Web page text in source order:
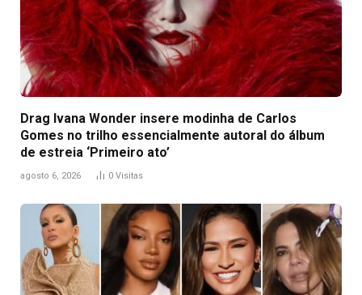
Drag Ivana Wonder insere modinha de Carlos
Gomes no trilho essencialmente autoral do álbum
de estreia ‘Primeiro ato’
agosto 6, 2026 0 Visitas